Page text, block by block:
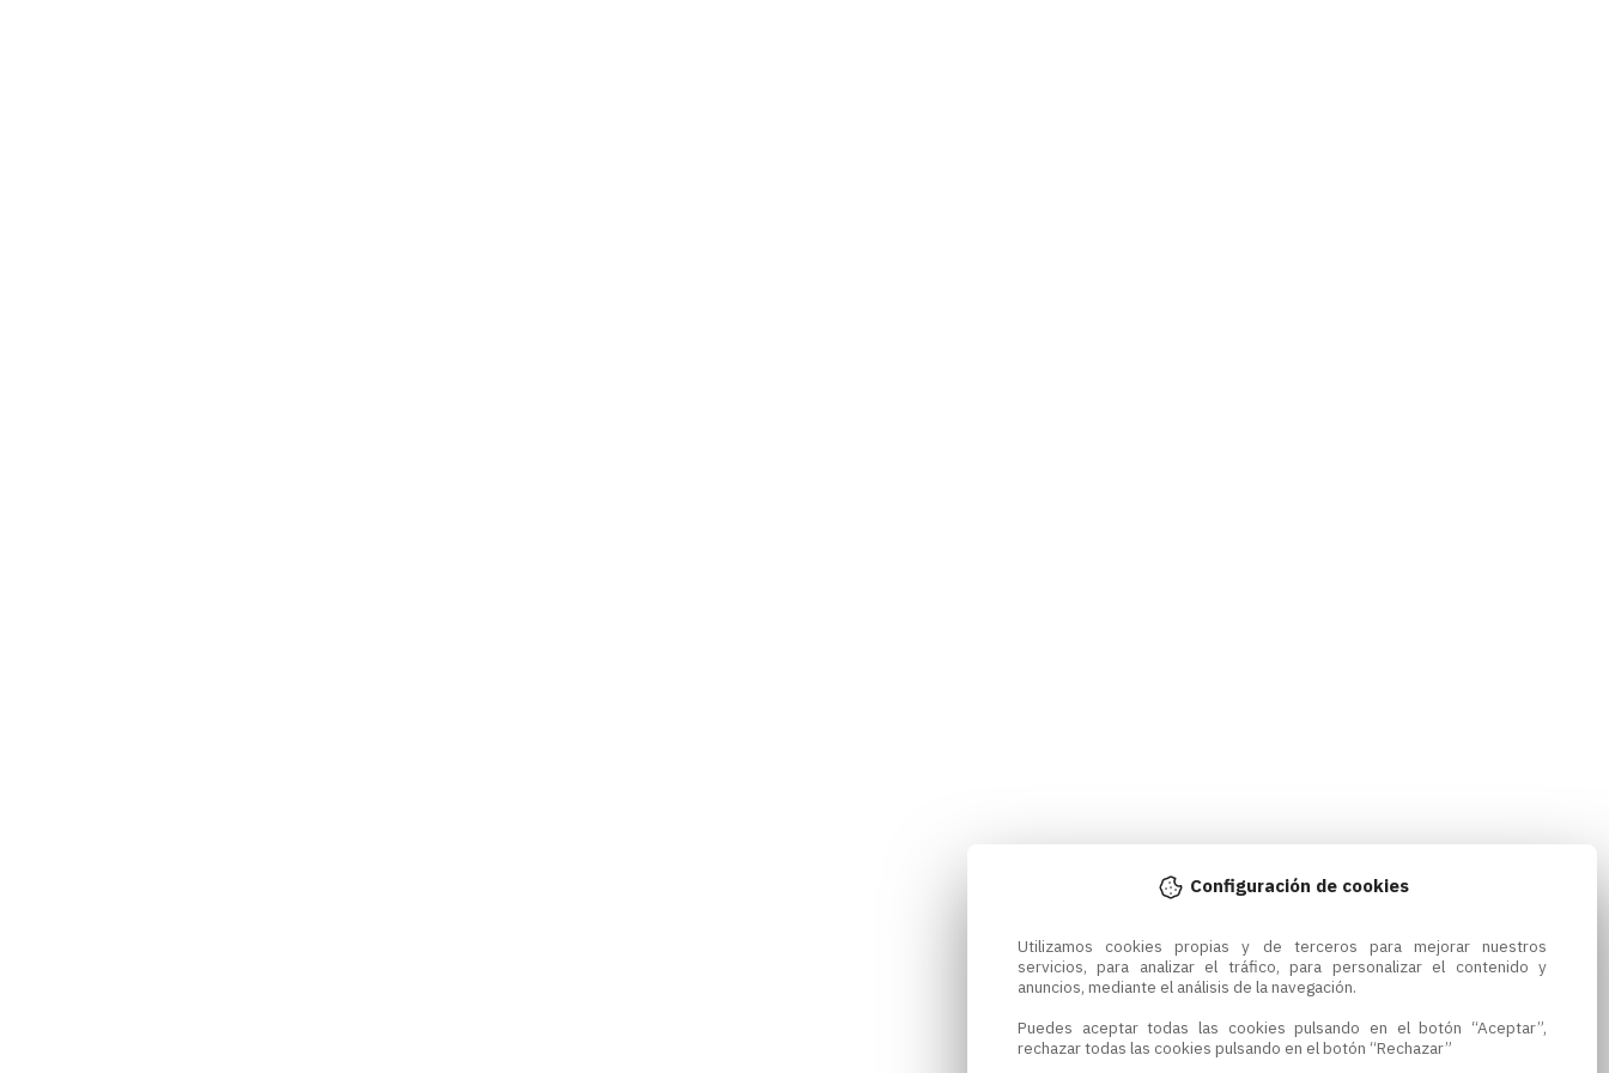
Configuración de cookies
Utilizamos cookies propias y de terceros para mejorar nuestros
servicios, para analizar el tráfico, para personalizar el contenido y
anuncios, mediante el análisis de la navegación.
Puedes aceptar todas las cookies pulsando en el botón “Aceptar”,
rechazar todas las cookies pulsando en el botón “Rechazar”